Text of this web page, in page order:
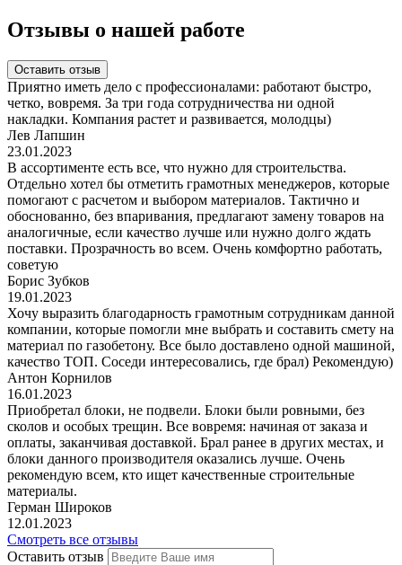
Отзывы о нашей работе
Оставить отзыв
Приятно иметь дело с профессионалами: работают быстро,
четко, вовремя. За три года сотрудничества ни одной
накладки. Компания растет и развивается, молодцы)
Лев Лапшин
23.01.2023
В ассортименте есть все, что нужно для строительства.
Отдельно хотел бы отметить грамотных менеджеров, которые
помогают с расчетом и выбором материалов. Тактично и
обоснованно, без впаривания, предлагают замену товаров на
аналогичные, если качество лучше или нужно долго ждать
поставки. Прозрачность во всем. Очень комфортно работать,
советую
Борис Зубков
19.01.2023
Хочу выразить благодарность грамотным сотрудникам данной
компании, которые помогли мне выбрать и составить смету на
материал по газобетону. Все было доставлено одной машиной,
качество ТОП. Соседи интересовались, где брал) Рекомендую)
Антон Корнилов
16.01.2023
Приобретал блоки, не подвели. Блоки были ровными, без
сколов и особых трещин. Все вовремя: начиная от заказа и
оплаты, заканчивая доставкой. Брал ранее в других местах, и
блоки данного производителя оказались лучше. Очень
рекомендую всем, кто ищет качественные строительные
материалы.
Герман Широков
12.01.2023
Смотреть все отзывы
Оставить отзыв